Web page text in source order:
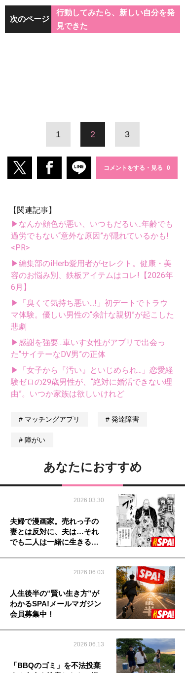
次のページ
行動してみたら、新しい自分を発
見できた
1 2 3
コメントをする・見る
【関連記事】
▶なんか顔色が悪い、いつもだるい...年齢でも
過労でもない“意外な原因”が隠れているかも!
<PR>
▶編集部のiHerb愛用者がセレクト。健康・美
容のお悩み別、鉄板アイテムはコレ!【2026年
6月】
▶「臭くて気持ち悪い...!」初デートでトラウ
マ体験。優しい男性の“余計な親切”が起こした
悲劇
▶感謝を強要...車いす女性がアプリで出会っ
た“サイテーなDV男”の正体
▶「女子から『汚い』といじめられ...」恋愛経
験ゼロの29歳男性が、“絶対に婚活できない理
由”。いつか家族は欲しいけれど
マッチングアプリ 発達障害
障がい
あなたにおすすめ
2026.03.30
夫婦で漫画家。売れっ子の
妻とは反対に、夫は…それ
でも二人は一緒に生きる…
2026.06.03
人生後半の“賢い生き方”が
わかるSPA!メールマガジン
会員募集中！
2026.06.13
「BBQのゴミ」を不法投棄